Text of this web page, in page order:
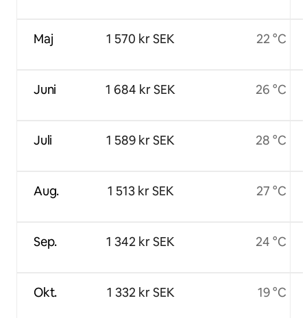
Maj
Juni
Juli
Aug.
Sep.
Okt.
1 570 kr SEK
1 684 kr SEK
1 589 kr SEK
1 513 kr SEK
1 342 kr SEK
1 332 kr SEK
22 °C
26 °C
28 °C
27 °C
24 °C
19 °C